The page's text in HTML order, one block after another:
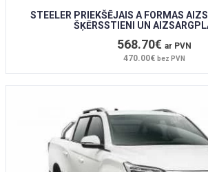
STEELER PRIEKŠĒJAIS A FORMAS
ŠĶĒRSSTIENI UN
568.70€ ar PVN
470.00€ bez PVN